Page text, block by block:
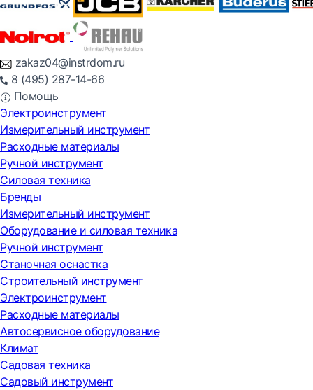
zakaz04@instrdom.ru
8 (495) 287-14-66
Помощь
Электроинструмент
Измерительный инструмент
Расходные материалы
Ручной инструмент
Силовая техника
Бренды
Измерительный инструмент
Оборудование и силовая техника
Ручной инструмент
Станочная оснастка
Строительный инструмент
Электроинструмент
Расходные материалы
Автосервисное оборудование
Климат
Садовая техника
Садовый инструмент